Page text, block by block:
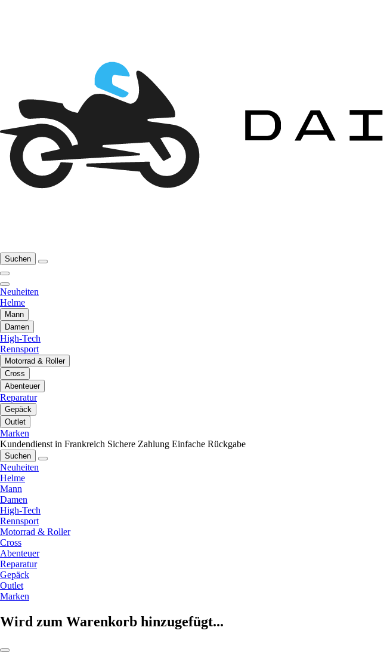
Suchen
Neuheiten
Helme
Mann
Damen
High-Tech
Rennsport
Motorrad & Roller
Cross
Abenteuer
Reparatur
Gepäck
Outlet
Marken
Kundendienst in Frankreich Sichere Zahlung Einfache Rückgabe
Suchen
Neuheiten
Helme
Mann
Damen
High-Tech
Rennsport
Motorrad & Roller
Cross
Abenteuer
Reparatur
Gepäck
Outlet
Marken
Wird zum Warenkorb hinzugefügt...